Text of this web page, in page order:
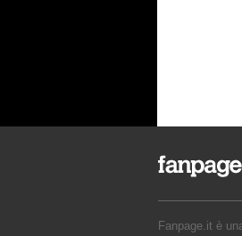
Fanpage.it è